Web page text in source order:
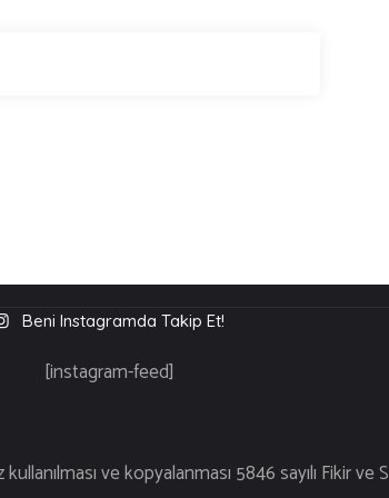
Beni Instagramda Takip Et!
[instagram-feed]
ve kopyalanması 5846 sayılı Fikir ve